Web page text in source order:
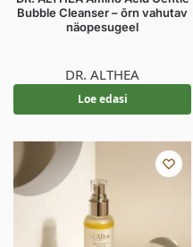
Bubble Cleanser – õrn vahutav
näopesugeel
DR. ALTHEA
Loe edasi